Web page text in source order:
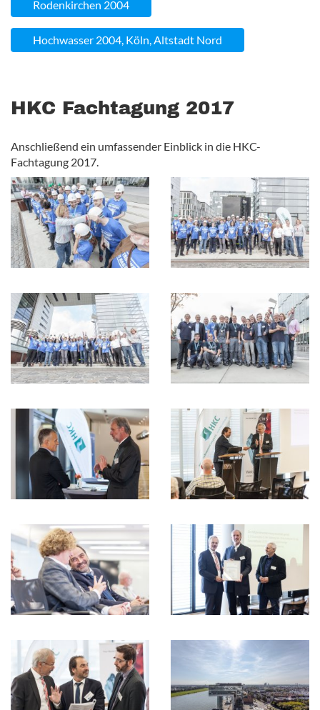
Rodenkirchen 2004
Hochwasser 2004, Köln, Altstadt Nord
HKC Fachtagung 2017
Anschließend ein umfassender Einblick in die HKC-
Fachtagung 2017.